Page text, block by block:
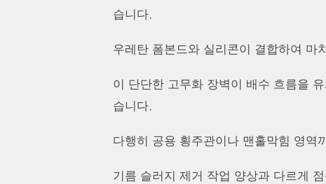
습니다.
우레탄 폼본드와 실리콘이 결합하여 마
이 단단한 고무화 장벽이 배수 흐름을
습니다.
다행히 공용 횡주관이나 맨홀막힘 영역
기름 슬러지 제거 작업 양상과 다르게